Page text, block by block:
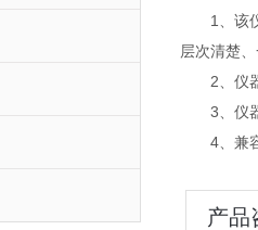
1、该仪
层次清楚
2、仪器
3、仪器
4、兼容
产品